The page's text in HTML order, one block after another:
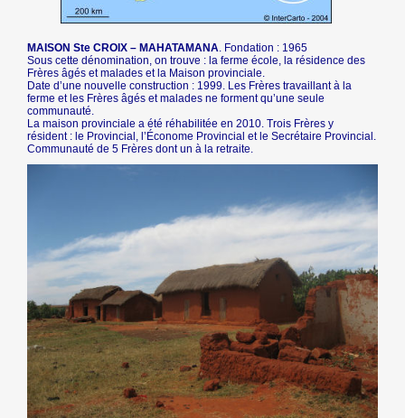
MAISON Ste CROIX – MAHATAMANA. Fondation : 1965
Sous cette dénomination, on trouve : la ferme école, la résidence des
Frères âgés et malades et la Maison provinciale.
Date d’une nouvelle construction : 1999. Les Frères travaillant à la
ferme et les Frères âgés et malades ne forment qu’une seule
communauté.
La maison provinciale a été réhabilitée en 2010. Trois Frères y
résident : le Provincial, l’Économe Provincial et le Secrétaire Provincial.
Communauté de 5 Frères dont un à la retraite.